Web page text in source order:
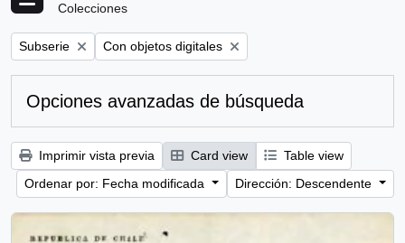
Colecciones
Remove filter:
Subserie Remove filter:
Con objetos digitales
Opciones avanzadas de búsqueda
Imprimir vista previa Card view
Table view
Ordenar por: Fecha modificada
Dirección: Descendente